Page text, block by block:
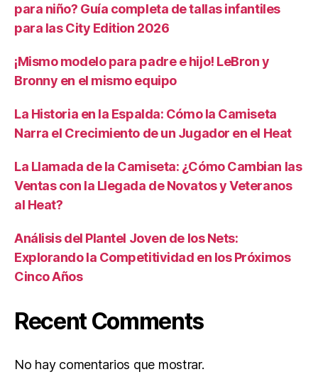
para niño? Guía completa de tallas infantiles
para las City Edition 2026
¡Mismo modelo para padre e hijo! LeBron y
Bronny en el mismo equipo
La Historia en la Espalda: Cómo la Camiseta
Narra el Crecimiento de un Jugador en el Heat
La Llamada de la Camiseta: ¿Cómo Cambian las
Ventas con la Llegada de Novatos y Veteranos
al Heat?
Análisis del Plantel Joven de los Nets:
Explorando la Competitividad en los Próximos
Cinco Años
Recent Comments
No hay comentarios que mostrar.